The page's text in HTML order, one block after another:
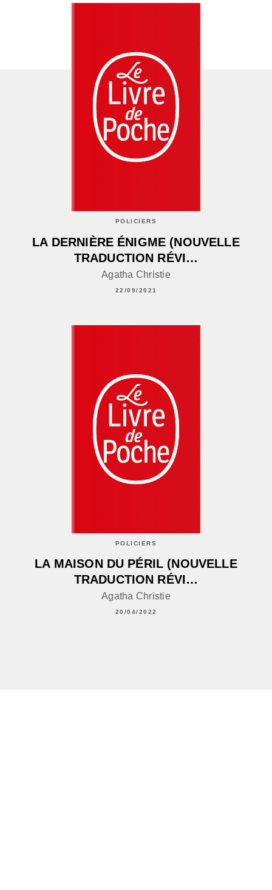
POLICIERS
LA DERNIÈRE ÉNIGME (NOUVELLE
TRADUCTION RÉVI…
Agatha Christie
22/09/2021
POLICIERS
LA MAISON DU PÉRIL (NOUVELLE
TRADUCTION RÉVI…
Agatha Christie
20/04/2022